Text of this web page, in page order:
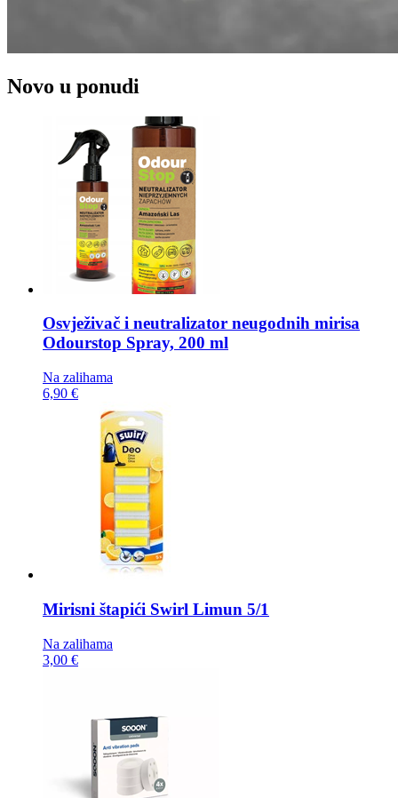
Novo u ponudi
Osvježivač i neutralizator neugodnih mirisa
Odourstop Spray, 200 ml
Na zalihama
6,90 €
Mirisni štapići Swirl Limun 5/1
Na zalihama
3,00 €